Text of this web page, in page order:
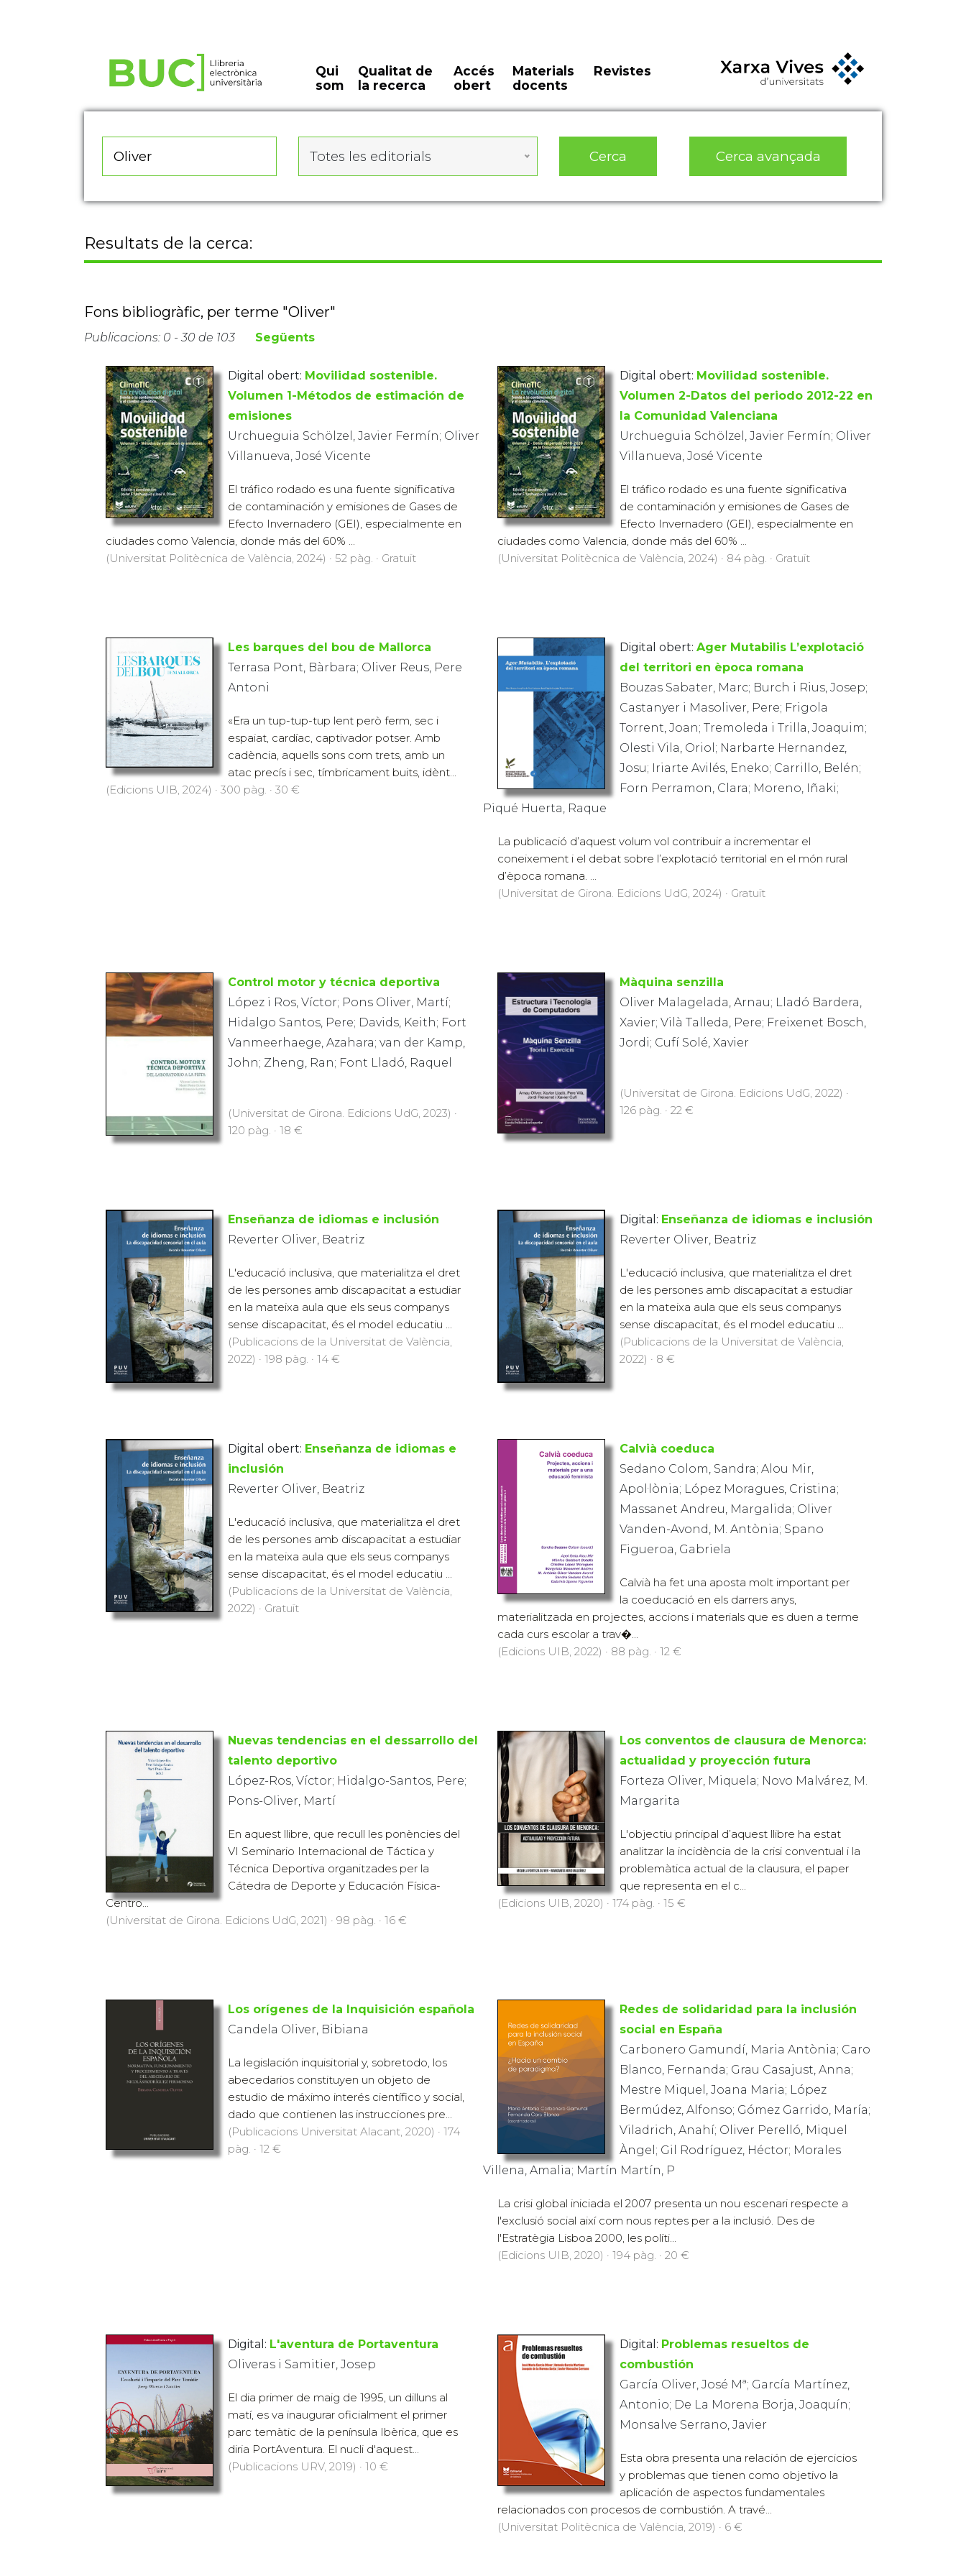
Qui
som
Qualitat de
la recerca
Accés
obert
Materials
docents
Revistes
Totes les editorials Cerca Cerca avançada
Resultats de la cerca:
Fons bibliogràfic, per terme "Oliver"
Publicacions: 0 - 30 de 103 Següents
Digital obert: Movilidad sostenible.
Volumen 1-Métodos de estimación de
emisiones
Urchueguia Schölzel, Javier Fermín; Oliver
Villanueva, José Vicente
El tráfico rodado es una fuente significativa
de contaminación y emisiones de Gases de
Efecto Invernadero (GEI), especialmente en
ciudades como Valencia, donde más del 60% ...
(Universitat Politècnica de València, 2024) · 52 pàg. · Gratuït
Digital obert: Movilidad sostenible.
Volumen 2-Datos del periodo 2012-22 en
la Comunidad Valenciana
Urchueguia Schölzel, Javier Fermín; Oliver
Villanueva, José Vicente
El tráfico rodado es una fuente significativa
de contaminación y emisiones de Gases de
Efecto Invernadero (GEI), especialmente en
ciudades como Valencia, donde más del 60% ...
(Universitat Politècnica de València, 2024) · 84 pàg. · Gratuït
Les barques del bou de Mallorca
Terrasa Pont, Bàrbara; Oliver Reus, Pere
Antoni
«Era un tup-tup-tup lent però ferm, sec i
espaiat, cardíac, captivador potser. Amb
cadència, aquells sons com trets, amb un
atac precís i sec, tímbricament buits, idènt...
(Edicions UIB, 2024) · 300 pàg. · 30 €
Digital obert: Ager Mutabilis L’explotació
del territori en època romana
Bouzas Sabater, Marc; Burch i Rius, Josep;
Castanyer i Masoliver, Pere; Frigola
Torrent, Joan; Tremoleda i Trilla, Joaquim;
Olesti Vila, Oriol; Narbarte Hernandez,
Josu; Iriarte Avilés, Eneko; Carrillo, Belén;
Forn Perramon, Clara; Moreno, Iñaki;
Piqué Huerta, Raque
La publicació d’aquest volum vol contribuir a incrementar el
coneixement i el debat sobre l’explotació territorial en el món rural
d’època romana. ...
(Universitat de Girona. Edicions UdG, 2024) · Gratuït
Control motor y técnica deportiva
López i Ros, Víctor; Pons Oliver, Martí;
Hidalgo Santos, Pere; Davids, Keith; Fort
Vanmeerhaege, Azahara; van der Kamp,
John; Zheng, Ran; Font Lladó, Raquel
(Universitat de Girona. Edicions UdG, 2023) ·
120 pàg. · 18 €
Màquina senzilla
Oliver Malagelada, Arnau; Lladó Bardera,
Xavier; Vilà Talleda, Pere; Freixenet Bosch,
Jordi; Cufí Solé, Xavier
(Universitat de Girona. Edicions UdG, 2022) ·
126 pàg. · 22 €
Enseñanza de idiomas e inclusión
Reverter Oliver, Beatriz
L'educació inclusiva, que materialitza el dret
de les persones amb discapacitat a estudiar
en la mateixa aula que els seus companys
sense discapacitat, és el model educatiu ...
(Publicacions de la Universitat de València,
2022) · 198 pàg. · 14 €
Digital: Enseñanza de idiomas e inclusión
Reverter Oliver, Beatriz
L'educació inclusiva, que materialitza el dret
de les persones amb discapacitat a estudiar
en la mateixa aula que els seus companys
sense discapacitat, és el model educatiu ...
(Publicacions de la Universitat de València,
2022) · 8 €
Digital obert: Enseñanza de idiomas e
inclusión
Reverter Oliver, Beatriz
L'educació inclusiva, que materialitza el dret
de les persones amb discapacitat a estudiar
en la mateixa aula que els seus companys
sense discapacitat, és el model educatiu ...
(Publicacions de la Universitat de València,
2022) · Gratuït
Calvià coeduca
Sedano Colom, Sandra; Alou Mir,
Apol·lònia; López Moragues, Cristina;
Massanet Andreu, Margalida; Oliver
Vanden-Avond, M. Antònia; Spano
Figueroa, Gabriela
Calvià ha fet una aposta molt important per
la coeducació en els darrers anys,
materialitzada en projectes, accions i materials que es duen a terme
cada curs escolar a trav�...
(Edicions UIB, 2022) · 88 pàg. · 12 €
Nuevas tendencias en el dessarrollo del
talento deportivo
López-Ros, Víctor; Hidalgo-Santos, Pere;
Pons-Oliver, Martí
En aquest llibre, que recull les ponències del
VI Seminario Internacional de Táctica y
Técnica Deportiva organitzades per la
Cátedra de Deporte y Educación Física-
Centro...
(Universitat de Girona. Edicions UdG, 2021) · 98 pàg. · 16 €
Los conventos de clausura de Menorca:
actualidad y proyección futura
Forteza Oliver, Miquela; Novo Malvárez, M.
Margarita
L'objectiu principal d’aquest llibre ha estat
analitzar la incidència de la crisi conventual i la
problemàtica actual de la clausura, el paper
que representa en el c...
(Edicions UIB, 2020) · 174 pàg. · 15 €
Los orígenes de la Inquisición española
Candela Oliver, Bibiana
La legislación inquisitorial y, sobretodo, los
abecedarios constituyen un objeto de
estudio de máximo interés científico y social,
dado que contienen las instrucciones pre...
(Publicacions Universitat Alacant, 2020) · 174
pàg. · 12 €
Redes de solidaridad para la inclusión
social en España
Carbonero Gamundí, Maria Antònia; Caro
Blanco, Fernanda; Grau Casajust, Anna;
Mestre Miquel, Joana Maria; López
Bermúdez, Alfonso; Gómez Garrido, María;
Viladrich, Anahí; Oliver Perelló, Miquel
Àngel; Gil Rodríguez, Héctor; Morales
Villena, Amalia; Martín Martín, P
La crisi global iniciada el 2007 presenta un nou escenari respecte a
l'exclusió social així com nous reptes per a la inclusió. Des de
l'Estratègia Lisboa 2000, les políti...
(Edicions UIB, 2020) · 194 pàg. · 20 €
Digital: L'aventura de Portaventura
Oliveras i Samitier, Josep
El dia primer de maig de 1995, un dilluns al
matí, es va inaugurar oficialment el primer
parc temàtic de la península Ibèrica, que es
diria PortAventura. El nucli d'aquest...
(Publicacions URV, 2019) · 10 €
Digital: Problemas resueltos de
combustión
García Oliver, José Mª; García Martínez,
Antonio; De La Morena Borja, Joaquín;
Monsalve Serrano, Javier
Esta obra presenta una relación de ejercicios
y problemas que tienen como objetivo la
aplicación de aspectos fundamentales
relacionados con procesos de combustión. A travé...
(Universitat Politècnica de València, 2019) · 6 €